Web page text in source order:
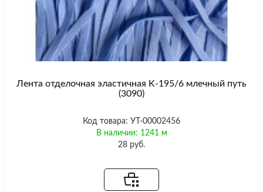
Лента отделочная эластичная K-195/6 млечный путь
(3090)
Код товара: УТ-00002456
В наличии: 1241 м
28 руб.